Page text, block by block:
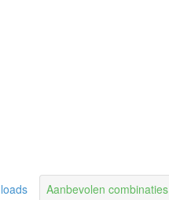
Aanbevolen combinaties